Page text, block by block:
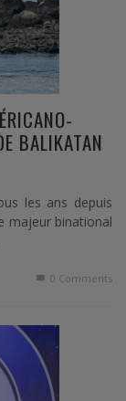
BALIKATAN
les ans depuis
majeur binational
0 Comments